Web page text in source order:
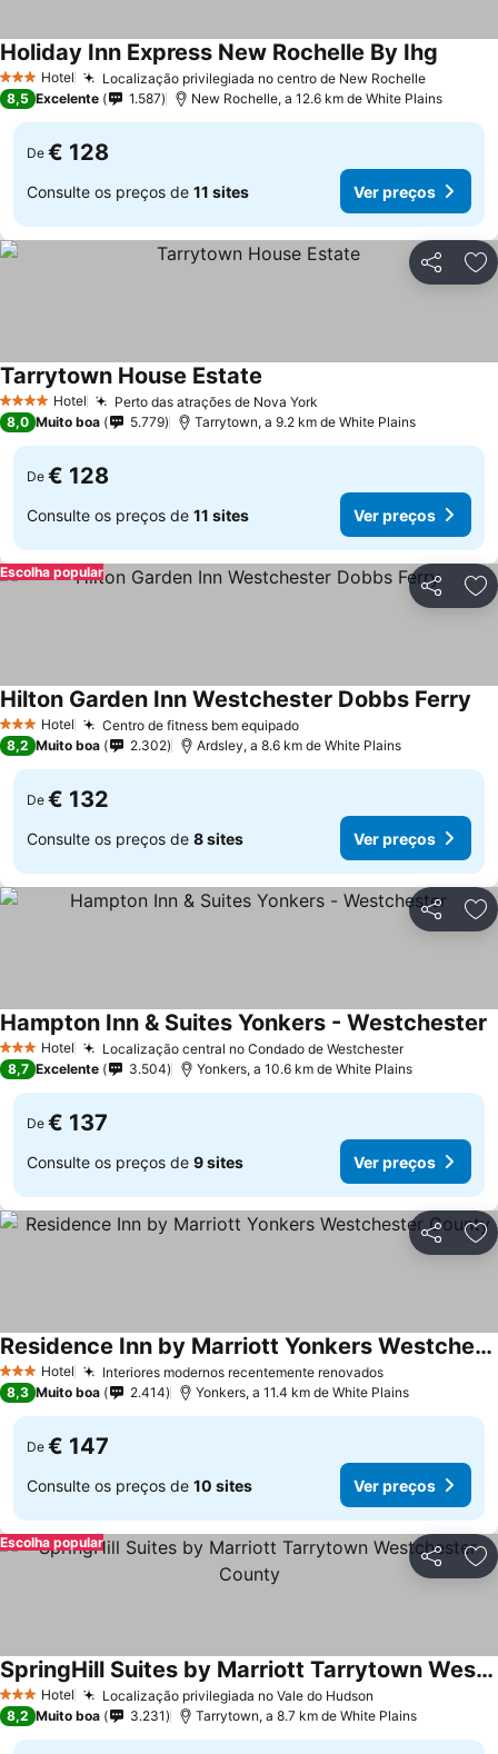
3 EstrelasHotel Localização privilegiada no centro de New RochelleVer
Holiday Inn Express New Rochelle By Ihg
8,5 Excelente 1.587 New Rochelle, a 12.6 km de White Plains
De € 128
Consulte os preços de 11 sites Ver preços
Partilhar
4 EstrelasHotel Perto das atrações de Nova York
Tarrytown House Estate
8,0 Muito boa 5.779 Tarrytown, a 9.2 km de White Plains
De € 128
Consulte os preços de 11 sites Ver preços
Partilhar
Escolha popular
3 EstrelasHotel Centro de fitness bem equipadoVer preços
Hilton Garden Inn Westchester Dobbs Ferry
8,2 Muito boa 2.302 Ardsley, a 8.6 km de White Plains
De € 132
Consulte os preços de 8 sites Ver preços
Partilhar
3 EstrelasHotel Localização central no Condado de WestchesterVer preços
Hampton Inn & Suites Yonkers - Westchester
8,7 Excelente 3.504 Yonkers, a 10.6 km de White Plains
De € 137
Consulte os preços de 9 sites Ver preços
Partilhar
3 EstrelasHotel Interiores modernos recentemente renovadosVer preços
Residence Inn by Marriott Yonkers Westchester County
Ver preços
8,3 Muito boa 2.414 Yonkers, a 11.4 km de White Plains
De € 147
Consulte os preços de 10 sites Ver preços
Partilhar
Escolha popular
3 EstrelasHotel Localização privilegiada no Vale do Hudson
SpringHill Suites by Marriott Tarrytown Westchester County
Ver preços
8,2 Muito boa 3.231 Tarrytown, a 8.7 km de White Plains